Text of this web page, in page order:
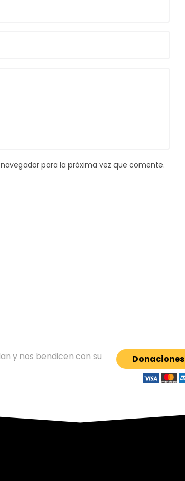
para la próxima vez que comente.
y nos bendicen con su
Donaciones